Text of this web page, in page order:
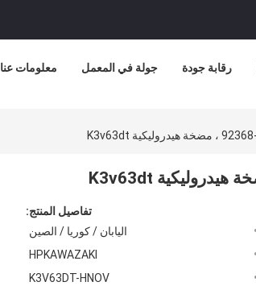
معلومات عنا جولة في المعمل رقابة جودة
تفاصيل المنتج:
اليابان / كوريا / الصين
HPKAWAZAKI
K3V63DT-HNOV